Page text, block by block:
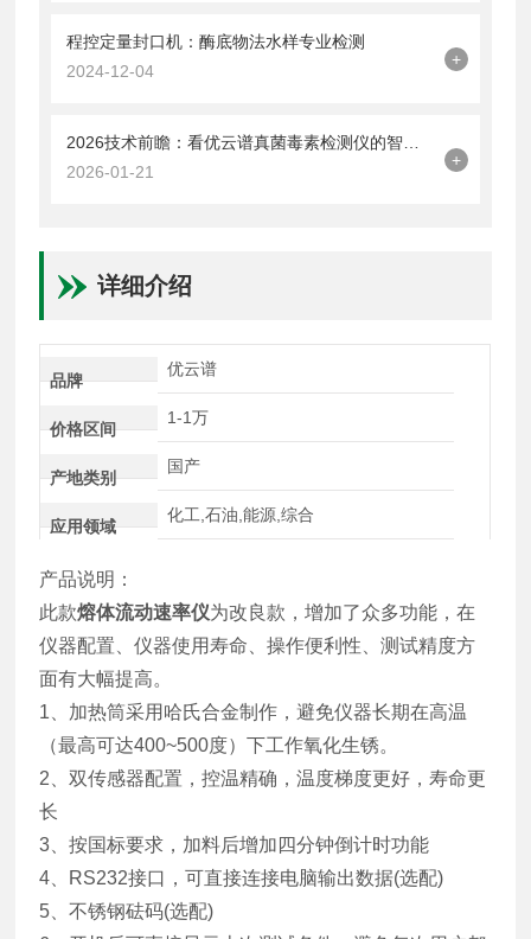
程控定量封口机：酶底物法水样专业检测
2024-12-04
+
2026技术前瞻：看优云谱真菌毒素检测仪的智能化与快检趋势
2026-01-21
+
详细介绍
品牌
优云谱
价格区间
1-1万
产地类别
国产
应用领域
化工,石油,能源,综合
产品说明：
此款熔体流动速率仪为改良款，增加了众多功能，在
仪器配置、仪器使用寿命、操作便利性、测试精度方
面有大幅提高。
1、加热筒采用哈氏合金制作，避免仪器长期在高温
（最高可达400~500度）下工作氧化生锈。
2、双传感器配置，控温精确，温度梯度更好，寿命更
长
3、按国标要求，加料后增加四分钟倒计时功能
4、RS232接口，可直接连接电脑输出数据(选配)
5、不锈钢砝码(选配)